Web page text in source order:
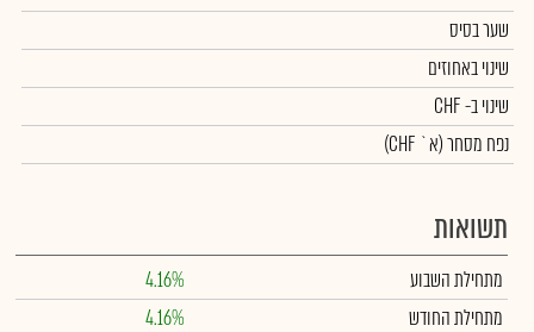
שער בסיס
שינוי באחוזים
שינויב- CHF
נפח מסחר(א` CHF)
תשואות
מתחילת השבוע
4.16%
מתחילת החודש
4.16%